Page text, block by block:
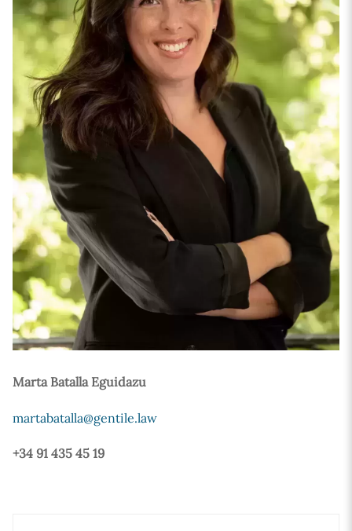
Marta Batalla Eguidazu
martabatalla@gentile.law
+34 91 435 45 19